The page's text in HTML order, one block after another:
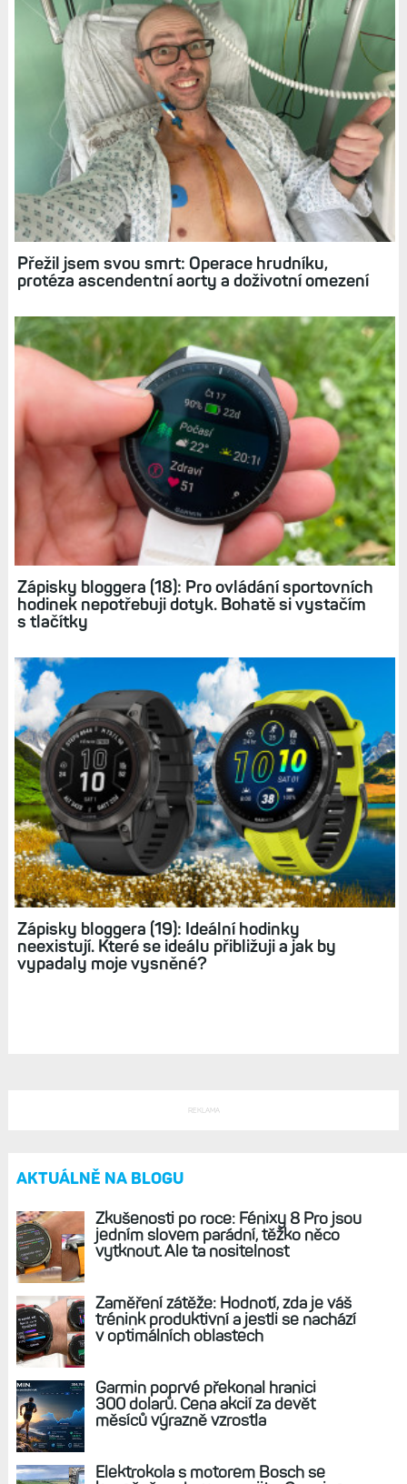
Související články
Elektrokolo: Návrat do sedla po úraze či
nemoci, ale i nástroj pro super zábavu
Přežil jsem svou smrt: Operace hrudníku,
protéza ascendentní aorty a doživotní omezení
hodinek nepotřebuji dotyk. Bohatě si vystačím
Zápisky bloggera (19): Ideální hodinky
neexistují. Které se ideálu přibližuji a jak by
vypadaly moje vysněné?